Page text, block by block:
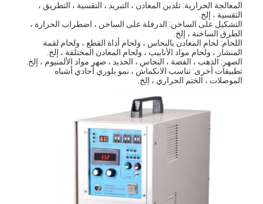
منتجات
المعالجة الحرارية: تلدين المعادن ، التبريد ، التقسية ، التطريق ،
التقسية ، إلخ.
التشكيل على الساخن: الدرفلة على الساخن ، اضطراب الحرارة ،
الطرق الساخنة ، إلخ.
اللحام: لحام المعادن بالنحاس ، ولحام أداة القطع ، ولحام لقمة
المنشار ، ولحام مواد الأنابيب ، ولحام المعادن المختلفة ، إلخ.
الصهر: الذهب ، الفضة ، النحاس ، الحديد ، صهر مواد الألمنيوم ، إلخ.
تطبيقات أخرى: تناسب الانكماش ، نمو بلوري أحادي أشباه
الموصلات ، الختم الحراري ، إلخ.